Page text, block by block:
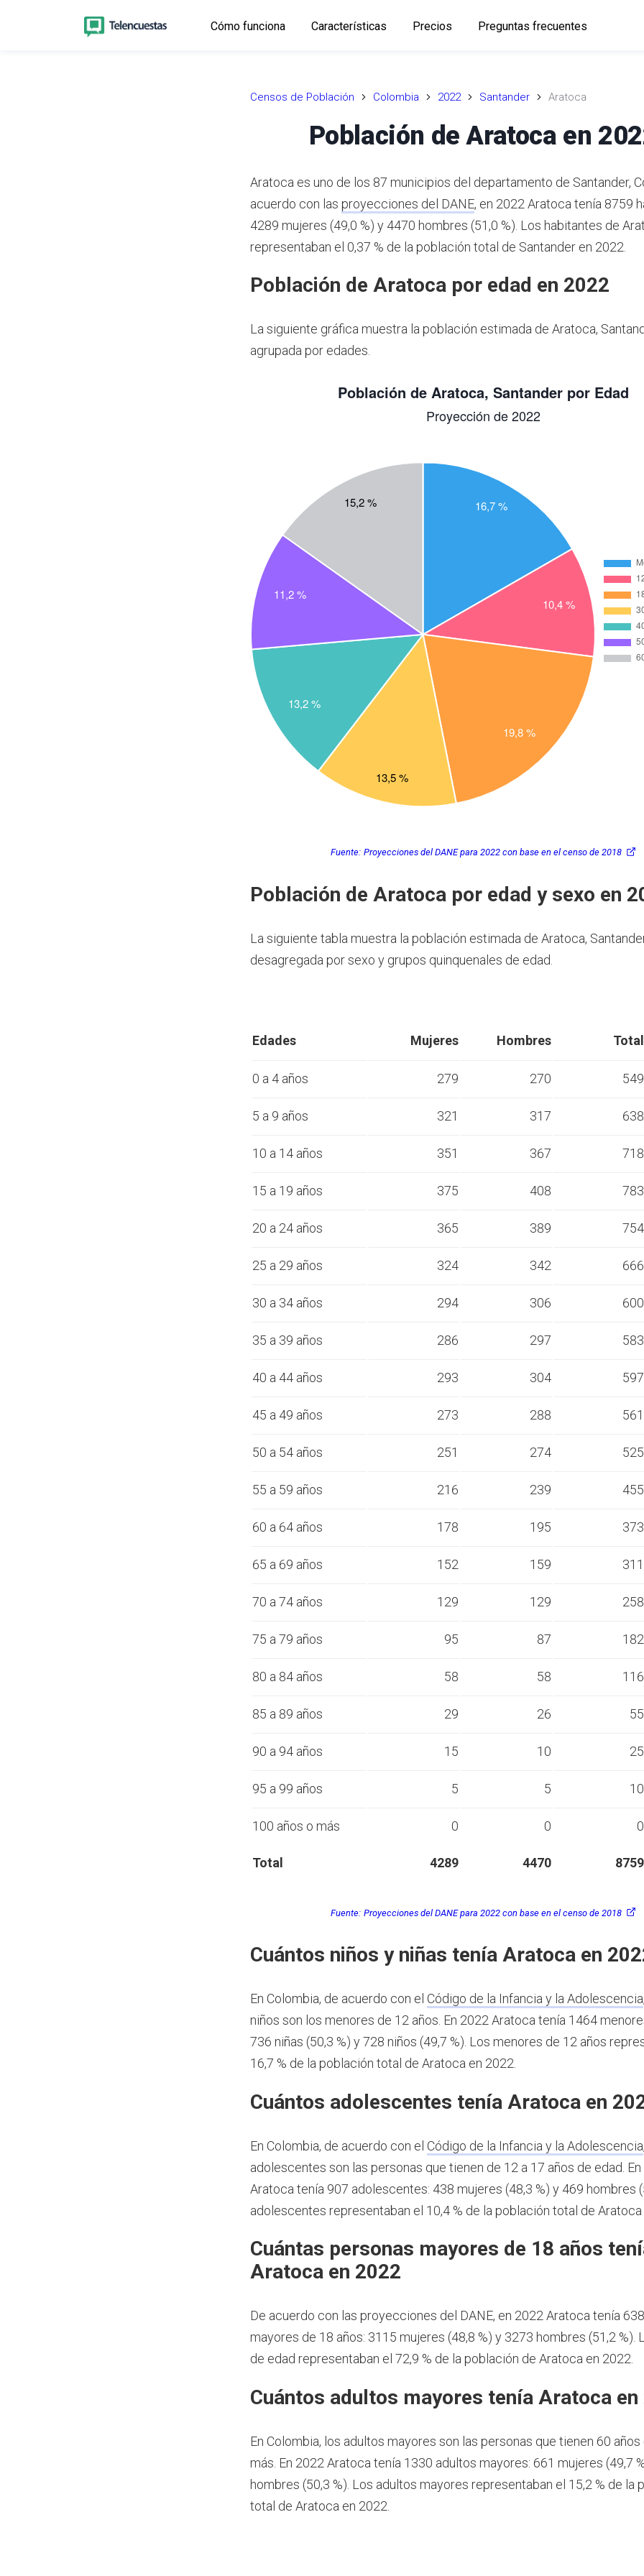
Cómo funciona Características Precios Preguntas frecuentes
Censos de Población Colombia 2022 Santander Aratoca
Población de Aratoca en
Aratoca es uno de los 87 municipios del departamento de Santander,
acuerdo con las proyecciones del DANE, en 2022 Aratoca tenía 8759
4289 mujeres (49,0 %) y 4470 hombres (51,0 %). Los habitantes de
representaban el 0,37 % de la población total de Santander en 2022.
Población de Aratoca por edad en 2022
La siguiente gráfica muestra la población estimada de Aratoca,
agrupada por edades.
Fuente: Proyecciones del DANE para 2022 con base en el censo de 2018
Población de Aratoca por edad y sexo en
La siguiente tabla muestra la población estimada de Aratoca,
desagregada por sexo y grupos quinquenales de edad.
Edades Mujeres Hombres Total
0 a 4 años 279 270 549
5 a 9 años 321 317 638
10 a 14 años 351 367 718
15 a 19 años 375 408 783
20 a 24 años 365 389 754
25 a 29 años 324 342 666
30 a 34 años 294 306 600
35 a 39 años 286 297 583
40 a 44 años 293 304 597
45 a 49 años 273 288 561
50 a 54 años 251 274 525
55 a 59 años 216 239 455
60 a 64 años 178 195 373
65 a 69 años 152 159 311
70 a 74 años 129 129 258
75 a 79 años 95 87 182
80 a 84 años 58 58 116
85 a 89 años 29 26 55
90 a 94 años 15 10 25
95 a 99 años 5 5 10
100 años o más 0 0 0
Total 4289 4470 8759
Fuente: Proyecciones del DANE para 2022 con base en el censo de 2018
Cuántos niños y niñas tenía Aratoca en
En Colombia, de acuerdo con el Código de la Infancia y la Adolescencia
niños son los menores de 12 años. En 2022 Aratoca tenía 1464
736 niñas (50,3 %) y 728 niños (49,7 %). Los menores de 12 años
16,7 % de la población total de Aratoca en 2022.
Cuántos adolescentes tenía Aratoca en
En Colombia, de acuerdo con el Código de la Infancia y la Adolescencia
adolescentes son las personas que tienen de 12 a 17 años de edad.
Aratoca tenía 907 adolescentes: 438 mujeres (48,3 %) y 469 hombres
adolescentes representaban el 10,4 % de la población total de Aratoca
Cuántas personas mayores de 18 años
Aratoca en 2022
De acuerdo con las proyecciones del DANE, en 2022 Aratoca tenía
mayores de 18 años: 3115 mujeres (48,8 %) y 3273 hombres (51,2 %).
de edad representaban el 72,9 % de la población de Aratoca en 2022.
Cuántos adultos mayores tenía Aratoca en
En Colombia, los adultos mayores son las personas que tienen 60 años
más. En 2022 Aratoca tenía 1330 adultos mayores: 661 mujeres (49,7
hombres (50,3 %). Los adultos mayores representaban el 15,2 % de la
total de Aratoca en 2022.